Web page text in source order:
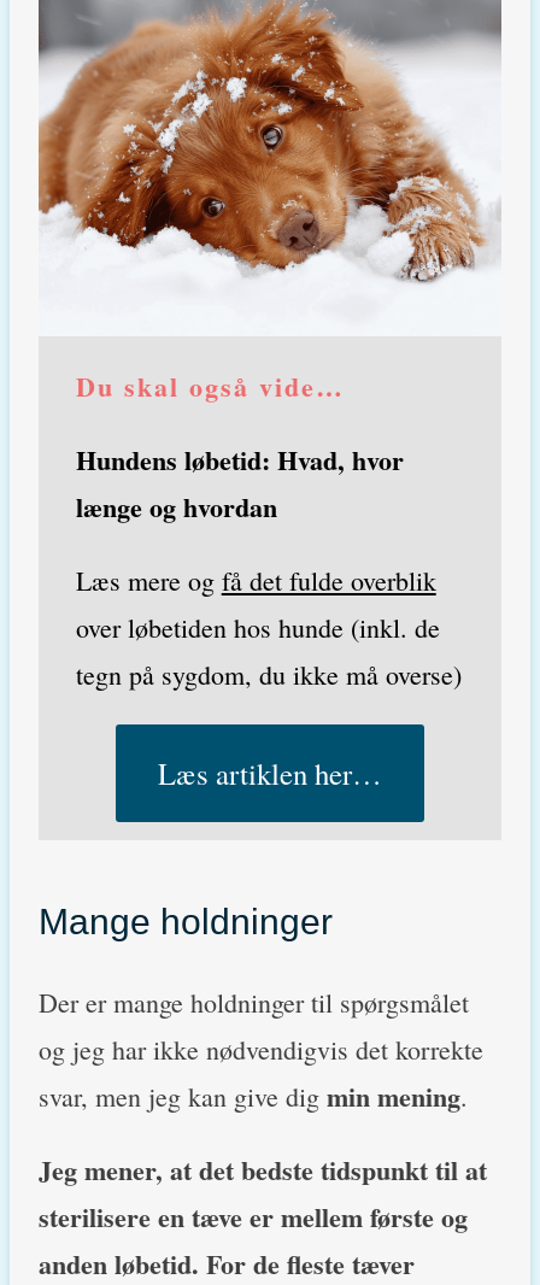
Du skal også vide…
Hundens løbetid: Hvad, hvor
længe og hvordan
Læs mere og få det fulde overblik
over løbetiden hos hunde (inkl. de
tegn på sygdom, du ikke må overse)
Læs artiklen her…
Mange holdninger
Der er mange holdninger til spørgsmålet
og jeg har ikke nødvendigvis det korrekte
svar, men jeg kan give dig min mening.
Jeg mener, at det bedste tidspunkt til at
sterilisere en tæve er mellem første og
anden løbetid. For de fleste tæver